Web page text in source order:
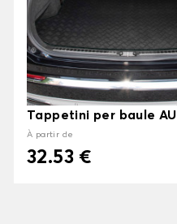
Tappetini per baule
À partir de
32.53 €